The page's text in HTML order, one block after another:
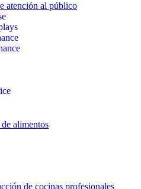
atención al público
alimentos
de cocinas profesionales